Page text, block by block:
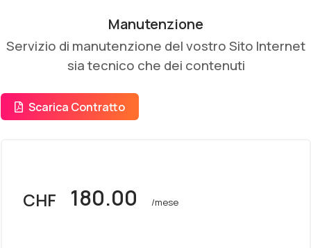
Manutenzione
Servizio di manutenzione del vostro Sito Internet
sia tecnico che dei contenuti
Scarica Contratto
CHF 180.00 /mese